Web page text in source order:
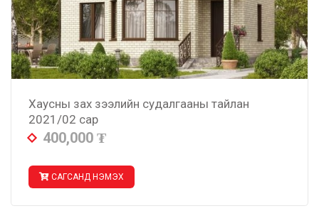
Хаусны зах зээлийн судалгааны тайлан
2021/02 сар
400,000 ₮
САГСАНД НЭМЭХ